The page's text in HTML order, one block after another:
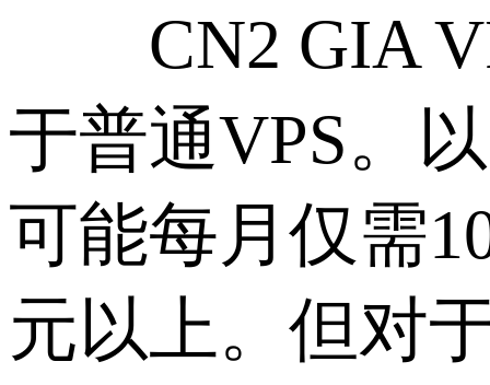
CN2 GIA
于普通VPS。
可能每月仅需
元以上。但对